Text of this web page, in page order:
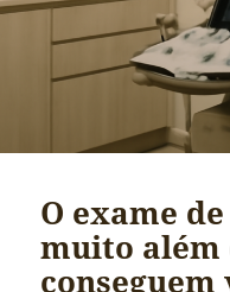
O exame
muito além
conseguem